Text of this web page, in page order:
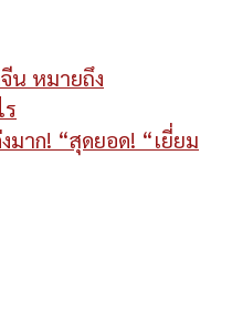
น หมายถึง
มาก! “สุดยอด! “เยี่ยม